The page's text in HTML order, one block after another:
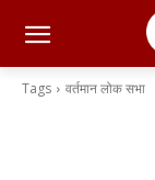
Tags वर्तमान लोक सभा